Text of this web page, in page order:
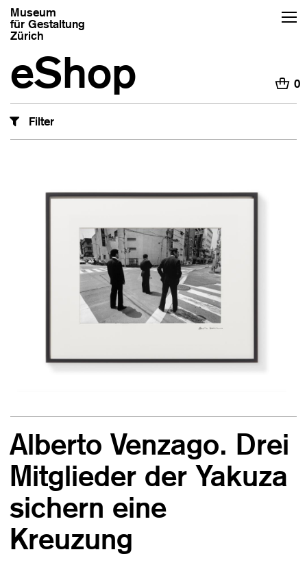
Museum
für Gestaltung
Zürich
eShop H 0
Filter
Alberto Venzago. Drei
Mitglieder der Yakuza
sichern eine
Kreuzung